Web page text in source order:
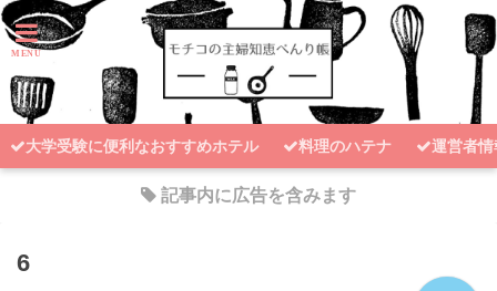
大学受験に便利なおすすめホテル 料理のハテナ 運営者情
記事内に広告を含みます
6